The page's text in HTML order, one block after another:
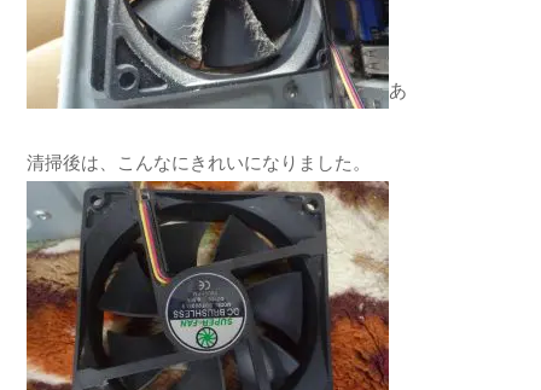
あ
清掃後は、こんなにきれいになりました。